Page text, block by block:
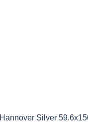
Hannover Silver